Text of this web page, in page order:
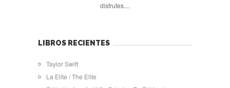
disfrutes....
LIBROS RECIENTES
Taylor Swift
La Elite / The Elite